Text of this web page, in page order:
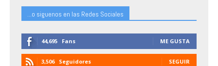
...o siguenos en las Redes Sociales
44,695 Fans ME GUSTA
3,506 Seguidores SEGUIR